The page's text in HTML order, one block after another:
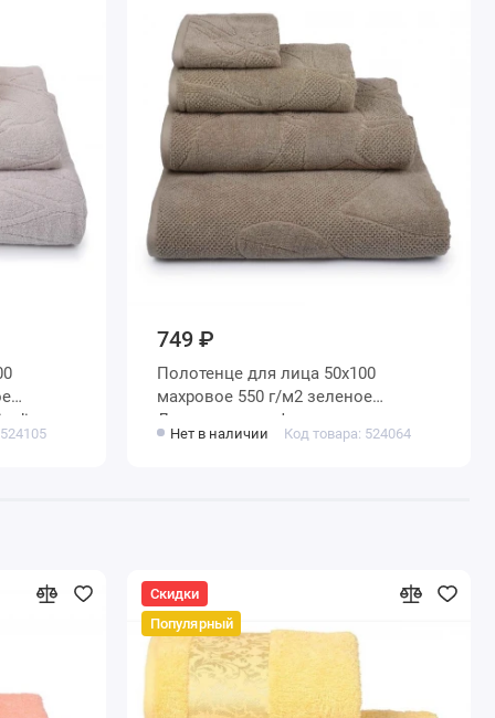
di
749 ₽
Полотенце для лица 50х100
махровое 550 г/м2 зеленое
Донецкая мануфактура
Нет в наличии Код товара: 524064
Скидки
Популярный